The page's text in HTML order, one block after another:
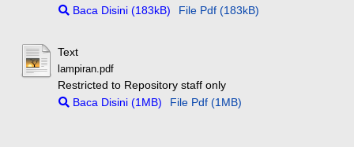
Baca Disini (183kB)
File Pdf (183kB)
Text
lampiran.pdf
Restricted to Repository staff only
Baca Disini (1MB)
File Pdf (1MB)